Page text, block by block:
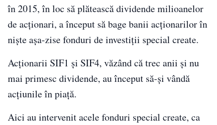
în 2015, în loc să plătească dividende milioanelor
de acționari, a început să bage banii acționarilor în
niște așa-zise fonduri de investiții special create.
Acționarii SIF1 și SIF4, văzând că trec anii și nu
mai primesc dividende, au început să-și vândă
acțiunile în piață.
Aici au intervenit acele fonduri special create, ca